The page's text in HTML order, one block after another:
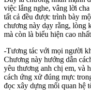
việc lắng nghe, vâng lời
tất cả đều được trình bày
chương này dạy rằng, lòng
mà còn là biểu hiện cao
-Tương tác với mọi người
Chương này hướng dẫn
yêu thương anh chị em, và
cách ứng xử đúng mực
đọc xây dựng mối quan hệ